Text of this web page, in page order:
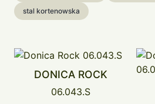
stal kortenowska
DONICA ROCK
06.043.S